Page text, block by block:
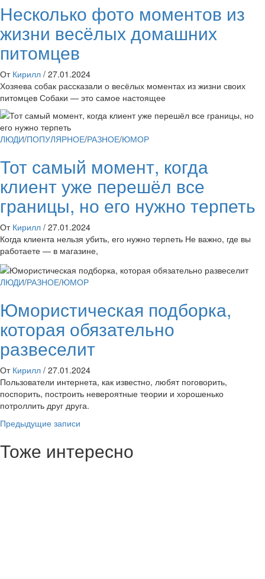
Несколько фото моментов из
жизни весёлых домашних
питомцев
От Кирилл / 27.01.2024
Хозяева собак рассказали о весёлых моментах из жизни своих
питомцев Собаки — это самое настоящее
ЛЮДИ/ПОПУЛЯРНОЕ/РАЗНОЕ/ЮМОР
Тот самый момент, когда
клиент уже перешёл все
границы, но его нужно терпеть
От Кирилл / 27.01.2024
Когда клиента нельзя убить, его нужно терпеть Не важно, где вы
работаете — в магазине,
ЛЮДИ/РАЗНОЕ/ЮМОР
Юмористическая подборка,
которая обязательно
развеселит
От Кирилл / 27.01.2024
Пользователи интернета, как известно, любят поговорить,
поспорить, построить невероятные теории и хорошенько
потроллить друг друга.
Навигация
по
записям
Предыдущие записи
Тоже интересно